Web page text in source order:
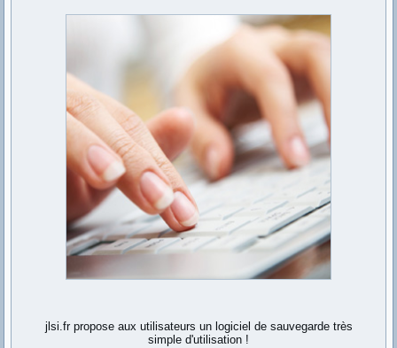
jlsi.fr propose aux utilisateurs un logiciel de sauvegarde très
simple d'utilisation !